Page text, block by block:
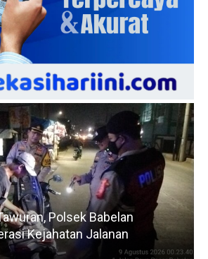
Polsek Babelan
Kejahatan Jalanan